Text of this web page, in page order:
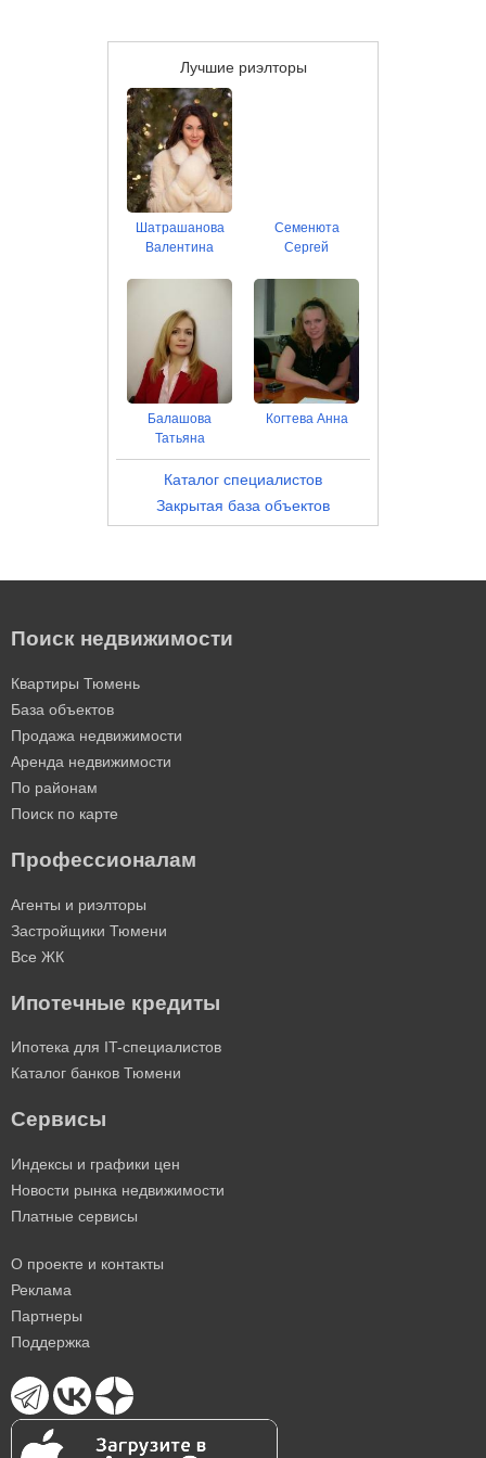
Лучшие риэлторы
Шатрашанова
Валентина
Семенюта
Сергей
Балашова
Татьяна
Когтева Анна
Каталог специалистов
Закрытая база объектов
Поиск недвижимости
Квартиры Тюмень
База объектов
Продажа недвижимости
Аренда недвижимости
По районам
Поиск по карте
Профессионалам
Агенты и риэлторы
Застройщики Тюмени
Все ЖК
Ипотечные кредиты
Ипотека для IT-специалистов
Каталог банков Тюмени
Сервисы
Индексы и графики цен
Новости рынка недвижимости
Платные сервисы
О проекте и контакты
Реклама
Партнеры
Поддержка